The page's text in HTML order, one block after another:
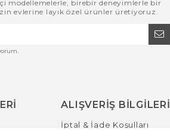
modellemelerle, birebir deneyimlerle bir
evlerine layık özel ürünler üretiyoruz.
ALIŞVERİŞ BİLGİLERİ
İptal & İade Koşulları